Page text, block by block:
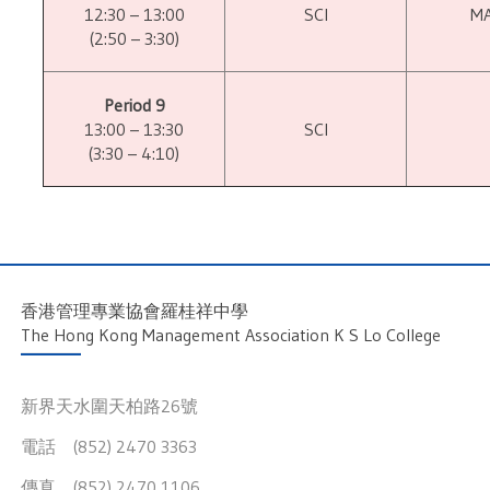
12:30 – 13:00
(2:50 – 3:30)
SCI
Period 9
13:00 – 13:30
(3:30 – 4:10)
SCI
香港管理專業協會羅桂祥中學
The Hong Kong Management Association K S Lo College
新界天水圍天柏路26號
電話 (852) 2470 3363